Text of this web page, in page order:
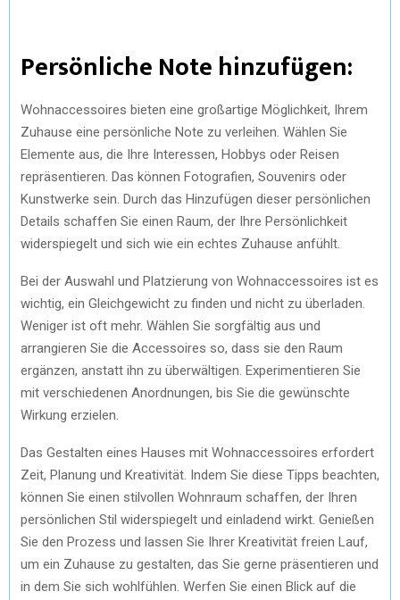
Persönliche Note hinzufügen:
Wohnaccessoires bieten eine großartige Möglichkeit, Ihrem
Zuhause eine persönliche Note zu verleihen. Wählen Sie
Elemente aus, die Ihre Interessen, Hobbys oder Reisen
repräsentieren. Das können Fotografien, Souvenirs oder
Kunstwerke sein. Durch das Hinzufügen dieser persönlichen
Details schaffen Sie einen Raum, der Ihre Persönlichkeit
widerspiegelt und sich wie ein echtes Zuhause anfühlt.
Bei der Auswahl und Platzierung von Wohnaccessoires ist es
wichtig, ein Gleichgewicht zu finden und nicht zu überladen.
Weniger ist oft mehr. Wählen Sie sorgfältig aus und
arrangieren Sie die Accessoires so, dass sie den Raum
ergänzen, anstatt ihn zu überwältigen. Experimentieren Sie
mit verschiedenen Anordnungen, bis Sie die gewünschte
Wirkung erzielen.
Das Gestalten eines Hauses mit Wohnaccessoires erfordert
Zeit, Planung und Kreativität. Indem Sie diese Tipps beachten,
können Sie einen stilvollen Wohnraum schaffen, der Ihren
persönlichen Stil widerspiegelt und einladend wirkt. Genießen
Sie den Prozess und lassen Sie Ihrer Kreativität freien Lauf,
um ein Zuhause zu gestalten, das Sie gerne präsentieren und
in dem Sie sich wohlfühlen. Werfen Sie einen Blick auf die